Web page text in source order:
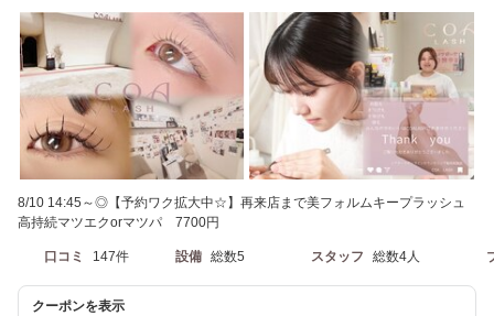
8/10 14:45～◎【予約ワク拡大中☆】再来店まで美フォルムキープラッシュ
高持続マツエクorマツパ 7700円
口コミ 147件 設備 総数5 スタッフ 総数4人
クーポンを表示